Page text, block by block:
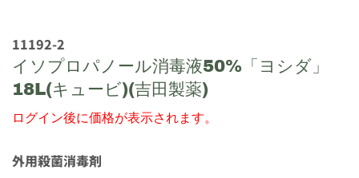
11192-2
イソプロパノール消毒液50%「ヨシダ」
18L(キュービ)(吉田製薬)
ログイン後に価格が表示されます。
外用殺菌消毒剤